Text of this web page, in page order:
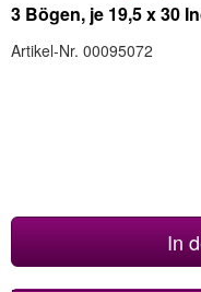
3 Bögen, je 19,5 x 30
Artikel-Nr. 00095072
In